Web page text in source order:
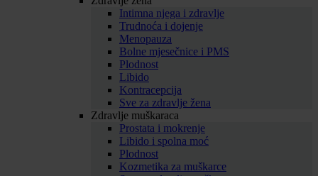
Intimna njega i zdravlje
Trudnoća i dojenje
Menopauza
Bolne mjesečnice i PMS
Plodnost
Libido
Kontracepcija
Sve za zdravlje žena
Zdravlje muškaraca
Prostata i mokrenje
Libido i spolna moć
Plodnost
Kozmetika za muškarce